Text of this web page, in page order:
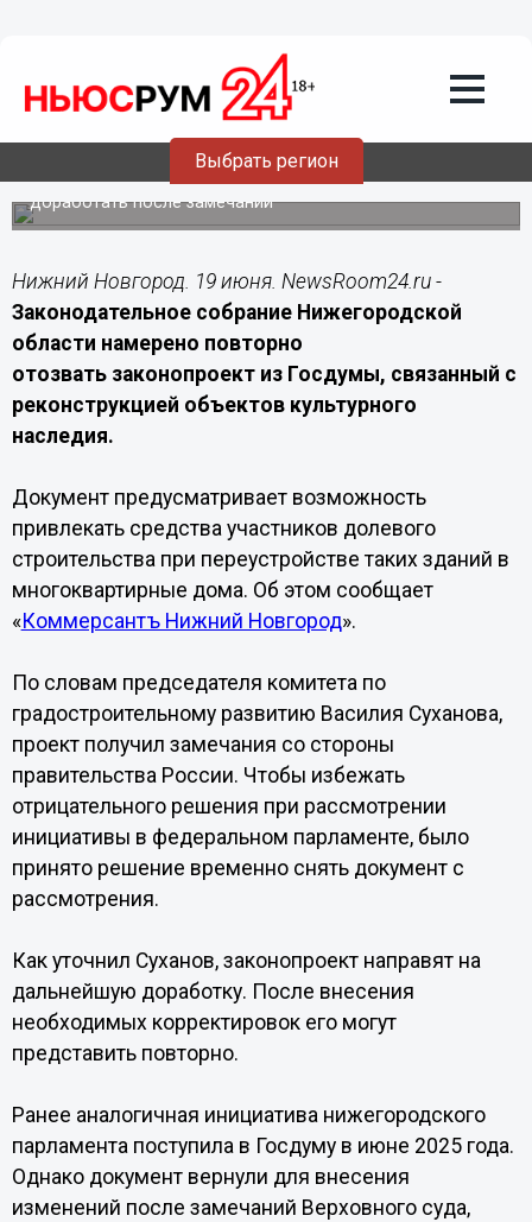
Выбрать регион
Заксобрание Нижегородской области
отзывает проект о «долевке» для ОКН
Инициативу по использованию средств дольщиков при
реконструкции объектов культурного наследия решили
доработать после замечаний
Нижний Новгород. 19 июня. NewsRoom24.ru -
Законодательное собрание Нижегородской
области намерено повторно
отозвать законопроект из Госдумы, связанный с
реконструкцией объектов культурного
наследия.
Документ предусматривает возможность
привлекать средства участников долевого
строительства при переустройстве таких зданий в
многоквартирные дома. Об этом сообщает
«Коммерсантъ Нижний Новгород».
По словам председателя комитета по
градостроительному развитию Василия Суханова,
проект получил замечания со стороны
правительства России. Чтобы избежать
отрицательного решения при рассмотрении
инициативы в федеральном парламенте, было
принято решение временно снять документ с
рассмотрения.
Как уточнил Суханов, законопроект направят на
дальнейшую доработку. После внесения
необходимых корректировок его могут
представить повторно.
Ранее аналогичная инициатива нижегородского
парламента поступила в Госдуму в июне 2025 года.
Однако документ вернули для внесения
изменений после замечаний Верховного суда,